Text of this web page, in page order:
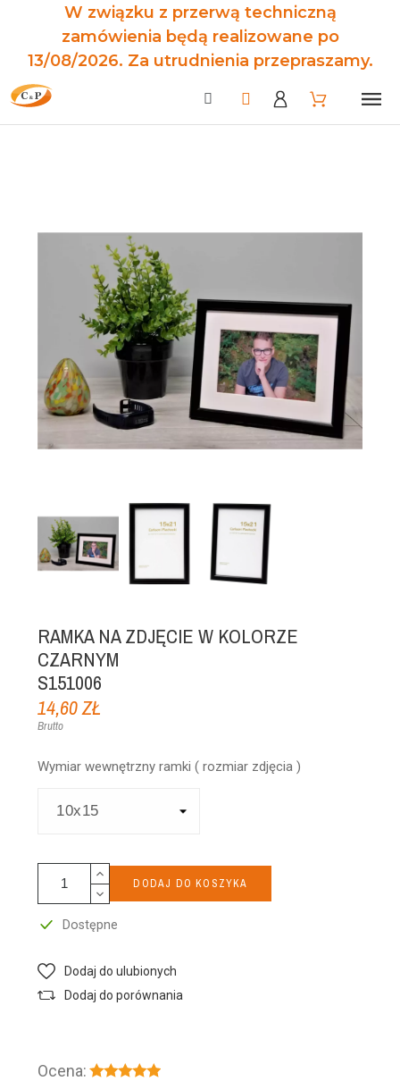
W związku z przerwą techniczną
zamówienia będą realizowane po
13/08/2026. Za utrudnienia przepraszamy.
RAMKA NA ZDJĘCIE W KOLORZE
CZARNYM
S151006
14,60 ZŁ
Brutto
Wymiar wewnętrzny ramki ( rozmiar zdjęcia )
DODAJ DO KOSZYKA
Dostępne
Dodaj do ulubionych
Dodaj do porównania
Ocena: